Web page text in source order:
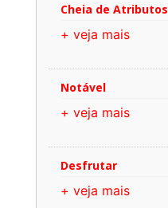
Cheia de Atributos
+ veja mais
Notável
+ veja mais
Desfrutar
+ veja mais